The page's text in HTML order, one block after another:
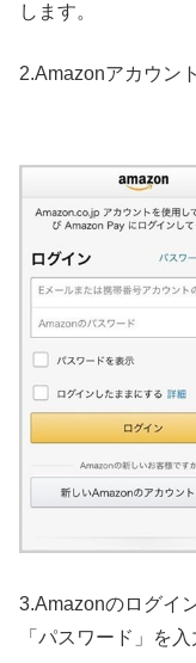
します。
2.Amazonアカウン
3.Amazonのログイ
「パスワード」を